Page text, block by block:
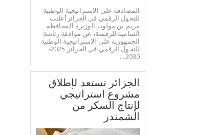
المصادقة على الاستراتيجية الوطنية
للتحول الرقمي في الجزائرأعلنت
مريم بن مولود، الوزيرة المحافظة
السامية للرقمنة، عن موافقة رئاسة
الجمهورية على الاستراتيجية الوطنية
للتحول الرقمي في الجزائر 2025-
2030،...
الجزائر تستعد لإطلاق
مشروع استراتيجي
لإنتاج السكر من
الشمندر